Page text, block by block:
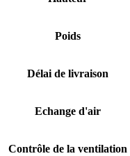
Poids
Délai de livraison
Echange d'air
Contrôle de la ventilation